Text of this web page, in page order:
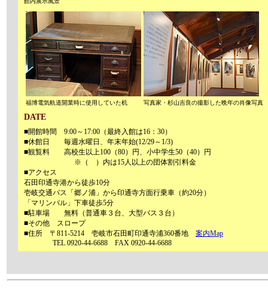
福博電気軌道開業時に使用していた机 写真家・杉山吉良の撮影した晩年の肖像写真
DATE
■開館時間 9:00～17:00（最終入館は16：30）
■休館日 毎週水曜日、年末年始(12/29～1/3)
■観覧料 高校生以上100（80）円、小中学生50（40）円
※（ ）内は15人以上の団体割引料金
■アクセス
石田印通寺港から徒歩10分
壱岐交通バス「郷ノ浦」から印通寺方面行乗車（約20分）
「マリンパル」下車徒歩5分
■駐車場 無料（普通車３台、大型バス３台）
■その他 スロープ
■住所 〒811-5214 壱岐市石田町印通寺浦360番地 案内Map
TEL 0920-44-6688 FAX 0920-44-6688